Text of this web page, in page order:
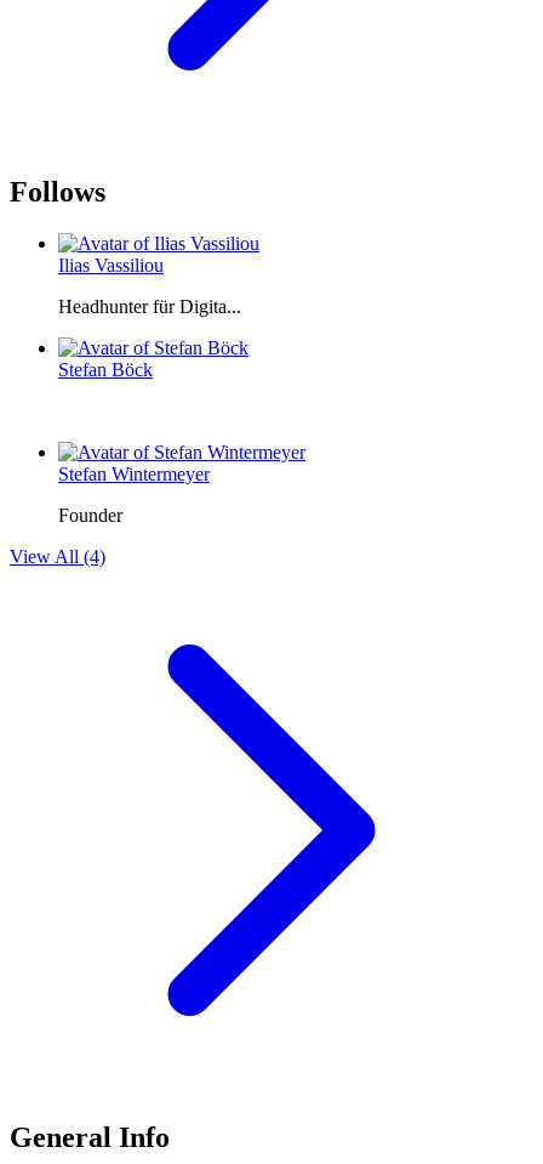
Follows
Ilias Vassiliou
Headhunter für Digita...
Stefan Böck
Stefan Wintermeyer
Founder
View All (4)
General Info